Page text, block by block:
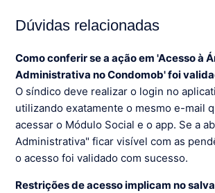
Dúvidas relacionadas
Como conferir se a ação em 'Acesso à
Administrativa no Condomob' foi
O síndico deve realizar o login no
utilizando exatamente o mesmo e-mail
acessar o Módulo Social e o app. Se a
Administrativa" ficar visível com as
o acesso foi validado com sucesso.
Restrições de acesso implicam no